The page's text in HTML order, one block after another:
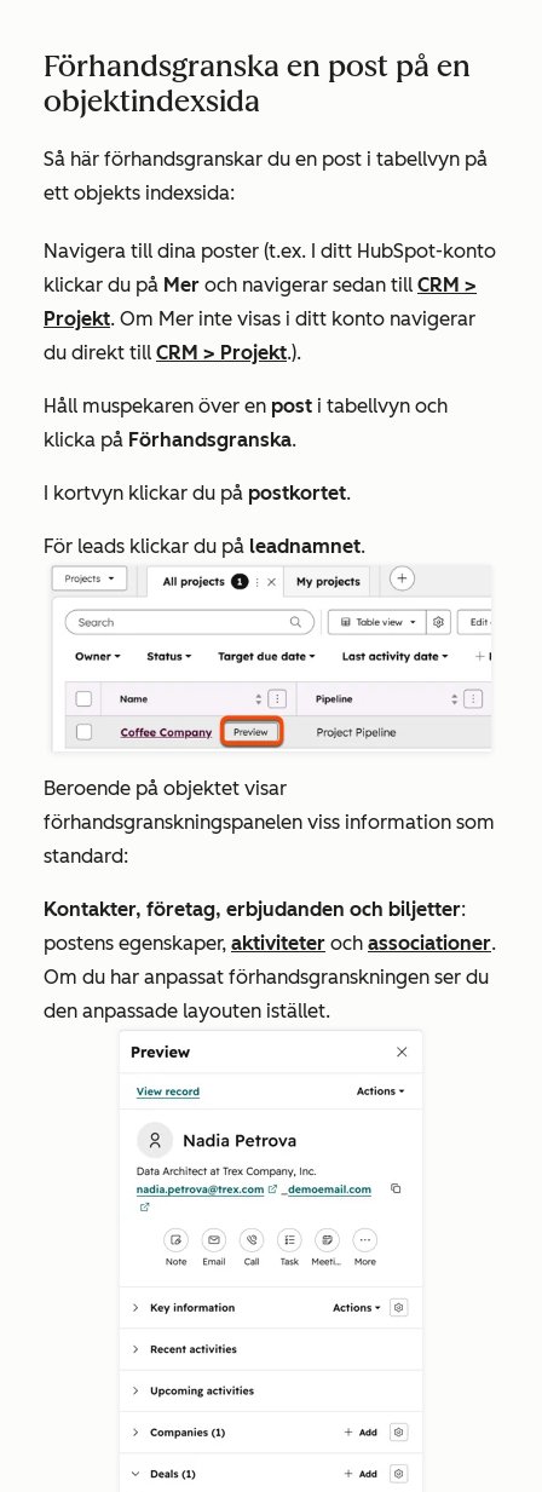
Förhandsgranska en post på en
objektindexsida
Så här förhandsgranskar du en post i tabellvyn på
ett objekts indexsida:
Navigera till dina poster (t.ex. I ditt HubSpot-konto
klickar du på Mer och navigerar sedan till CRM >
Projekt. Om Mer inte visas i ditt konto navigerar
du direkt till CRM > Projekt.).
Håll muspekaren över en post i tabellvyn och
klicka på Förhandsgranska.
I kortvyn klickar du på postkortet.
För leads klickar du på leadnamnet.
Beroende på objektet visar
förhandsgranskningspanelen viss information som
standard:
Kontakter, företag, erbjudanden och biljetter:
postens egenskaper, aktiviteter och associationer.
Om du har anpassat förhandsgranskningen ser du
den anpassade layouten istället.